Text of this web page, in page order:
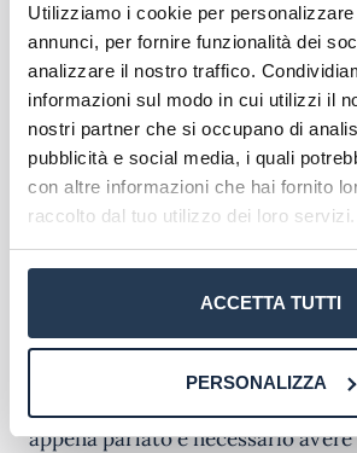
Utilizziamo i cookie per
annunci, per fornire funzionalità dei
analizzare il nostro traffico.
informazioni sul modo in cui utilizzi il
nostri partner che si occupano di
pubblicità e social media, i quali
con altre informazioni che hai fornito
raccolto dal tuo utilizzo dei loro servizi.
ACCETTA TUTTI
PERSONALIZZA
I principali sbocchi lavorativi sono
del settore ICT, imprese
informativi e delle reti di
utilizzano sistemi ICT a supporto
produzione. Ricordiamo che chi
Ingegnere Juniordeve superare
Stato per l’abilitazione
in una prova orale, una prova
scritta (chi invece ha un titolo di
o a ciclo unico ha due prove scritte).
Requisiti di
Per iscriversi agli indirizzi di cui vi
appena parlato è necessario